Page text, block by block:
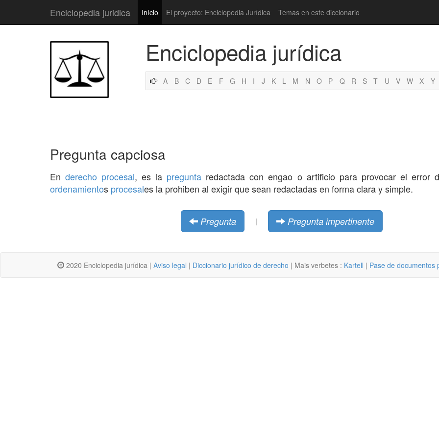
Enciclopedia juridica Início El proyecto: Enciclopedia Jurídica Temas en este diccionario
Enciclopedia jurídica
A B C D E F G H I J K L M N O P Q R S T U V W X Y
Pregunta capciosa
Enderecho procesal, es la pregunta redactada con engao o artificio para provocar el error
ordenamientos procesales la prohiben al exigir que sean redactadas en forma clara y simple.
Pregunta | Pregunta impertinente
2020 Enciclopedia jurídica | Aviso legal | Diccionario jurídico de derecho | Mais verbetes : Kartell | Pase de documentos